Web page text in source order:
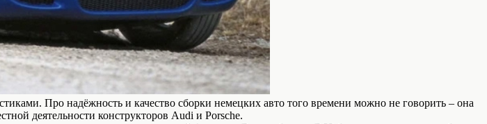
Про надёжность и качество сборки немецких авто того времени можно не говорить – она
деятельности конструкторов Audi и Porsche.